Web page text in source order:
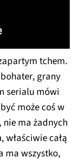
tchem.
grany
serialu mówi
może coś w
ma żadnych
całą
ma wszystko,